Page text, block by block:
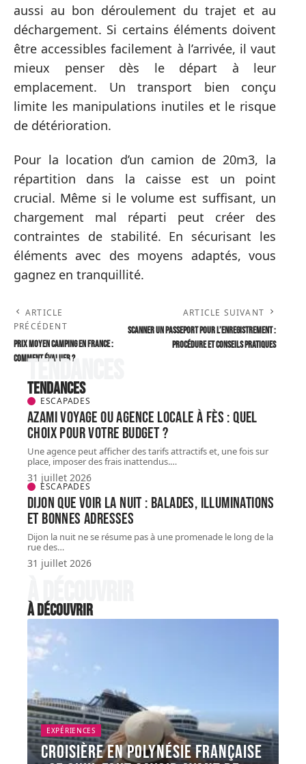
aussi au bon déroulement du trajet et au
déchargement. Si certains éléments doivent
être accessibles facilement à l’arrivée, il vaut
mieux penser dès le départ à leur
emplacement. Un transport bien conçu
limite les manipulations inutiles et le risque
de détérioration.
Pour la location d’un camion de 20m3, la
répartition dans la caisse est un point
crucial. Même si le volume est suffisant, un
chargement mal réparti peut créer des
contraintes de stabilité. En sécurisant les
éléments avec des moyens adaptés, vous
gagnez en tranquillité.
ARTICLE
PRÉCÉDENT
Prix moyen camping en France :
comment évaluer ?
ARTICLE SUIVANT
Scanner un passeport pour l’enregistrement :
procédure et conseils pratiques
Tendances
Tendances
ESCAPADES
AZAMI VOYAGE ou agence locale à Fès : quel
choix pour votre budget ?
Une agence peut afficher des tarifs attractifs et, une fois sur
place, imposer des frais inattendus.…
31 juillet 2026
ESCAPADES
Dijon que voir la nuit : balades, illuminations
et bonnes adresses
Dijon la nuit ne se résume pas à une promenade le long de la
rue des…
31 juillet 2026
À découvrir
À découvrir
EXPÉRIENCES
Croisière en Polynésie française